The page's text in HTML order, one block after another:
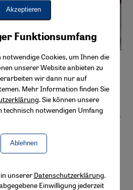
Kampf gegen
Südostasien in der Regel schwer
in Indonesien dennoch nicht
Widodo mit harter Hand
Kartelle durchgreift.
Funktionsumfang
Cookies, um Ihnen die
unserer Website anbieten zu
wir dann nur auf
Mehr Information finden Sie
. Sie können unsere
technisch notwendigen Umfang
Ablehnen
Akzeptieren
in unserer Datenschutzerklärung.
Einwilligung jederzeit